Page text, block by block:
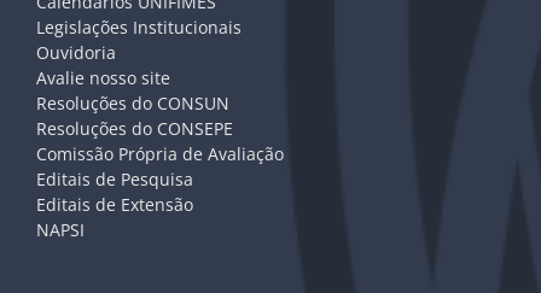
Legislações Institucionais
Ouvidoria
Avalie nosso site
Resoluções do CONSUN
Resoluções do CONSEPE
Comissão Própria de Avaliação
Editais de Pesquisa
Editais de Extensão
NAPSI